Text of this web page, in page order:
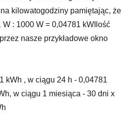
kilowatogodziny pamiętając, że
W : 1000 W = 0,04781 kWIlość
nasze przykładowe okno
kWh , w ciągu 24 h - 0,04781
w ciągu 1 miesiąca - 30 dni x